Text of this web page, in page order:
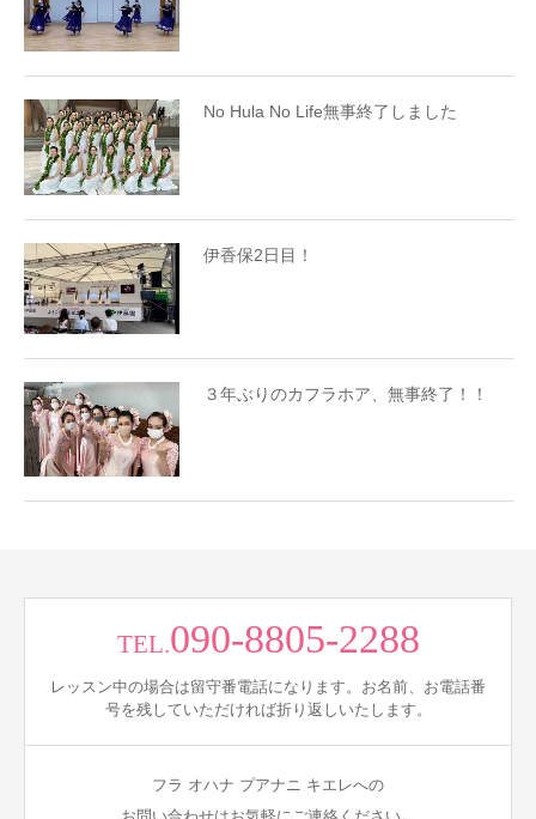
No Hula No Life無事終了しました
伊香保2日目！
３年ぶりのカフラホア、無事終了！！
TEL.090-8805-2288
レッスン中の場合は留守番電話になります。お名前、お電話番
号を残していただければ折り返しいたします。
フラ オハナ プアナニ キエレへの